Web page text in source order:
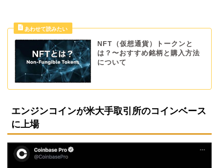
NFT（仮想通貨）トークンと
は？〜おすすめ銘柄と購入方法
について
エンジンコインが米大手取引所のコインベース
に上場